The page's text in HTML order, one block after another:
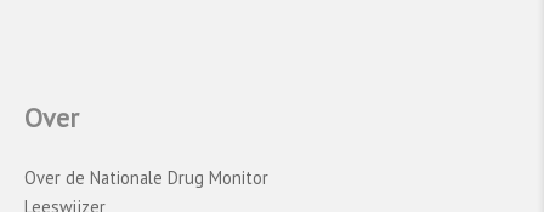
Over
Over de Nationale Drug Monitor
Leeswijzer